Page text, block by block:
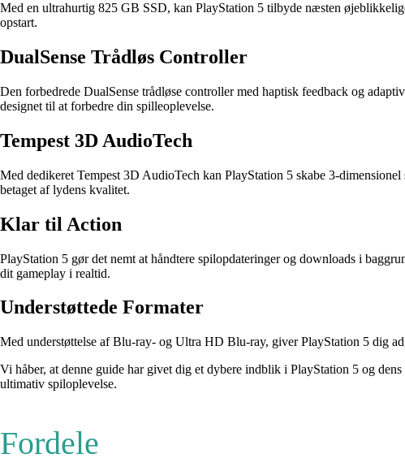
Med en ultrahurtig 825 GB SSD, kan PlayStation 5 tilbyde næsten
opstart.
DualSense Trådløs Controller
Den forbedrede DualSense trådløse controller med haptisk feedback og
designet til at forbedre din spilleoplevelse.
Tempest 3D AudioTech
Med dedikeret Tempest 3D AudioTech kan PlayStation 5 skabe 3-
betaget af lydens kvalitet.
Klar til Action
PlayStation 5 gør det nemt at håndtere spilopdateringer og downloads i
dit gameplay i realtid.
Understøttede Formater
Med understøttelse af Blu-ray- og Ultra HD Blu-ray, giver PlayStation 5 dig
Vi håber, at denne guide har givet dig et dybere indblik i PlayStation 5 og
ultimativ spiloplevelse.
Fordele